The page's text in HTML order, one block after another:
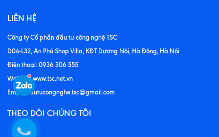
LIÊN HỆ
Công ty Cổ phần đầu tư công nghệ TSC
D04-L32, An Phú Shop Villa, KĐT Dương Nội, Hà Đông, Hà Nội
Điện thoại: 0936 306 555
Website: www.tsc.net.vn
Email: dautucongnghe.tsc@gmail.com
THEO DÕI CHÚNG TÔI